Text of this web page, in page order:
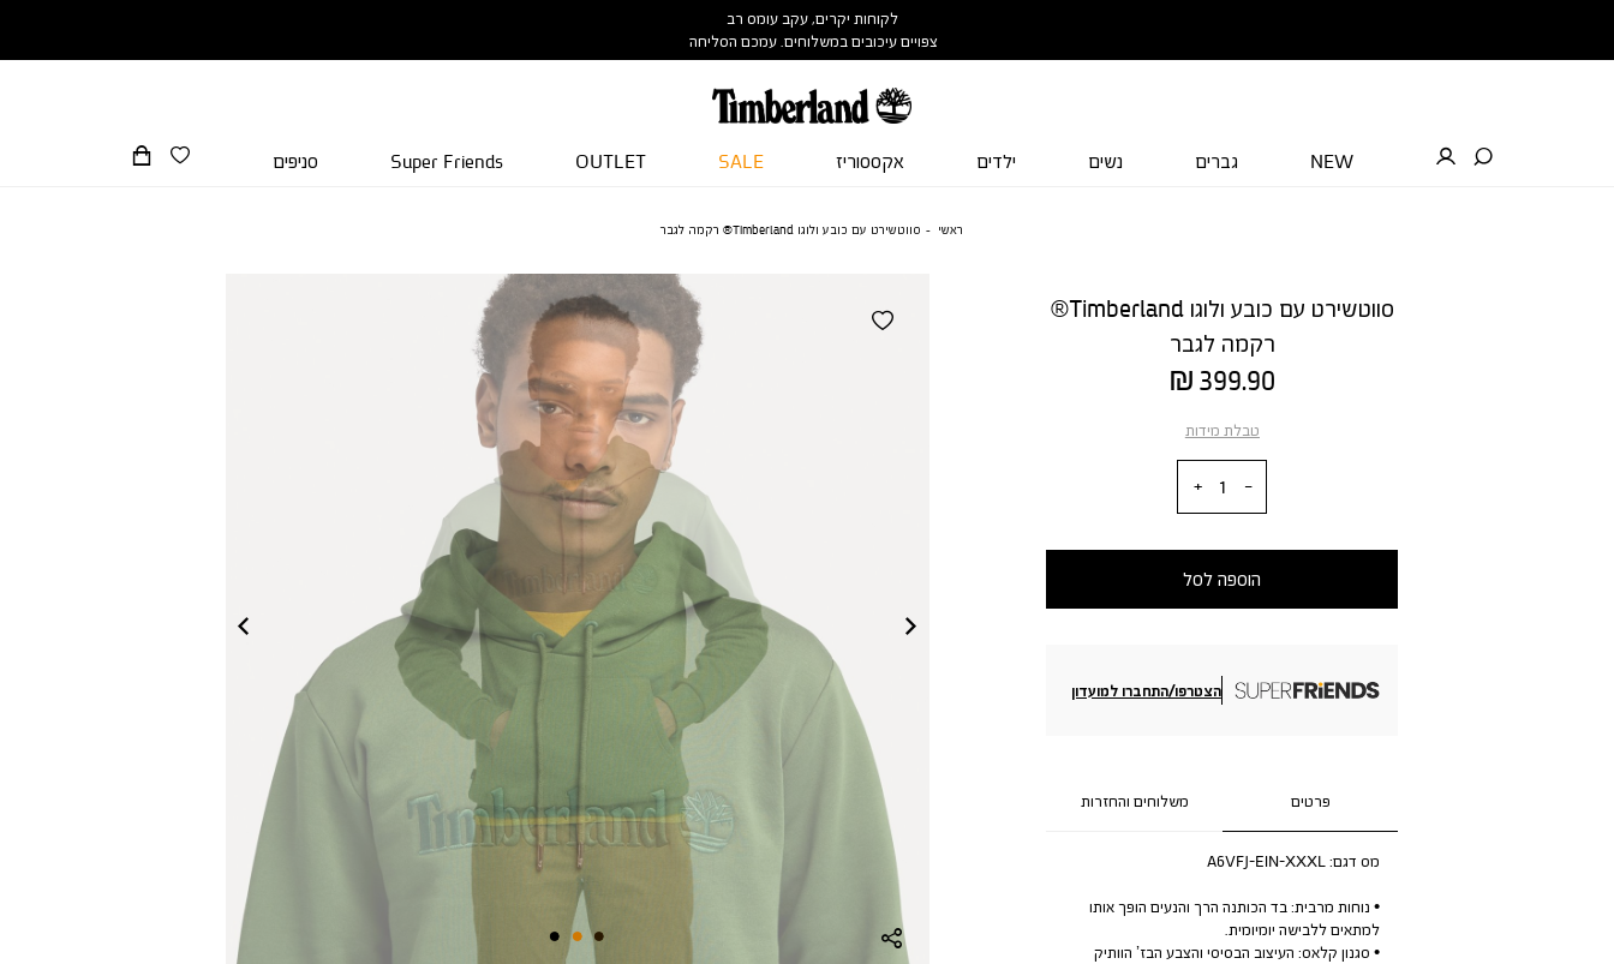
לקוחות יקרים, עקב עומס רב
צפויים עיכובים במשלוחים. עמכם הסליחה
NEW גברים נשים ילדים אקססוריז SALE
OUTLET
Super Friends סניפים
ראשי סווטשירט עם כובע ולוגו Timberland® רקמה לגבר
סווטשירט עם כובע ולוגו Timberland®
רקמה לגבר
מחיר
מוצר
399.90 ₪
טבלת מידות
הוספה לסל
הצטרפו/התחברו למועדון
פרטים משלוחים והחזרות
מס דגם: A6VFJ-EIN-XXXL
• נוחות מרבית: בד הכותנה הרך והנעים הופך אותו
למתאים ללבישה יומיומית.
• סגנון קלאס: העיצוב הבסיסי והצבע הבז’ הוותיק